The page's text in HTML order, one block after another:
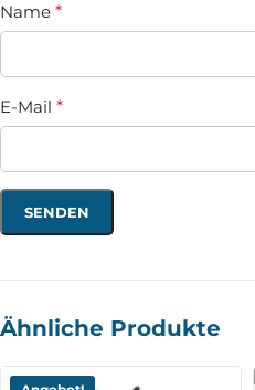
Name *
E-Mail *
Ähnliche Produkte